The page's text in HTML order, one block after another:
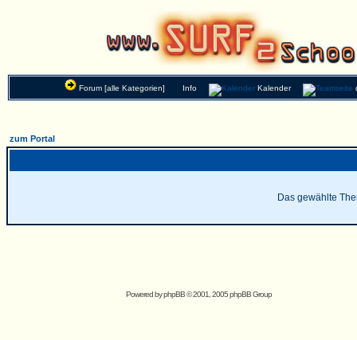
Forum [alle Kategorien] Info Kalender
zum Portal
Das gewählte
Powered byphpBB© 2001, 2005 phpBB Group